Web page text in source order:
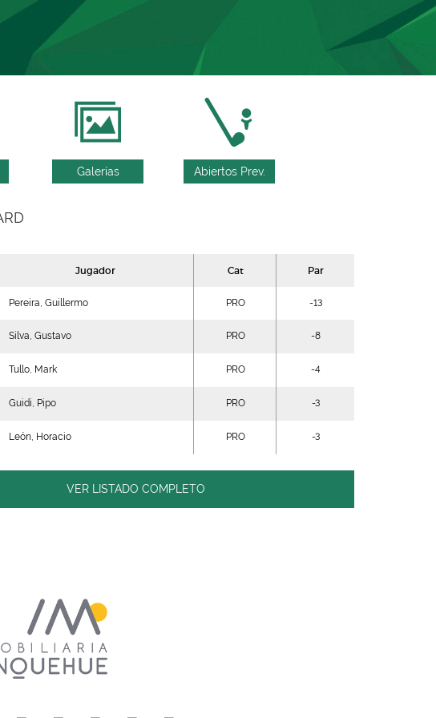
Galerías Abiertos Prev.
Jugador Cat Par
Pereira, Guillermo PRO -13
Silva, Gustavo PRO -8
Tullo, Mark PRO -4
Guidi, Pipo PRO -3
León, Horacio PRO -3
VER LISTADO COMPLETO